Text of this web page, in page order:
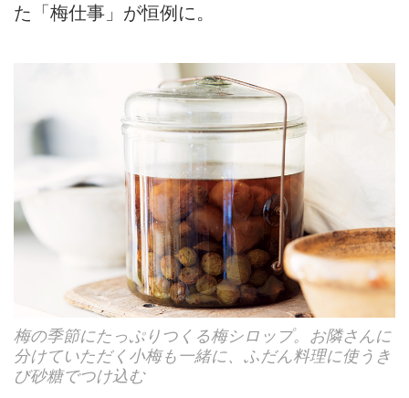
た「梅仕事」が恒例に。
梅の季節にたっぷりつくる梅シロップ。お隣さんに
分けていただく小梅も一緒に、ふだん料理に使うき
び砂糖でつけ込む